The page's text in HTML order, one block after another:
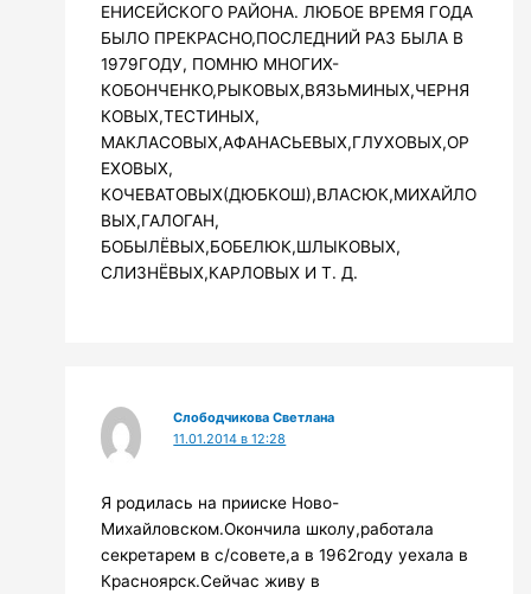
ЕНИСЕЙСКОГО РАЙОНА. ЛЮБОЕ ВРЕМЯ ГОДА
БЫЛО ПРЕКРАСНО,ПОСЛЕДНИЙ РАЗ БЫЛА В
1979ГОДУ, ПОМНЮ МНОГИХ-
КОБОНЧЕНКО,РЫКОВЫХ,ВЯЗЬМИНЫХ,ЧЕРНЯ
КОВЫХ,ТЕСТИНЫХ,
МАКЛАСОВЫХ,АФАНАСЬЕВЫХ,ГЛУХОВЫХ,ОР
ЕХОВЫХ,
КОЧЕВАТОВЫХ(ДЮБКОШ),ВЛАСЮК,МИХАЙЛО
ВЫХ,ГАЛОГАН,
БОБЫЛЁВЫХ,БОБЕЛЮК,ШЛЫКОВЫХ,
СЛИЗНЁВЫХ,КАРЛОВЫХ И Т. Д.
Слободчикова Светлана
11.01.2014 в 12:28
Я родилась на прииске Ново-
Михайловском.Окончила школу,работала
секретарем в с/совете,а в 1962году уехала в
Красноярск.Сейчас живу в